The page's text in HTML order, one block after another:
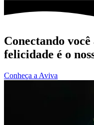
Conectando
felicidade é o
Conheça a Aviva